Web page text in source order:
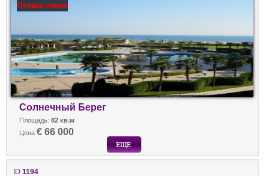
Первая линия
Солнечный Берег
Площадь: 82 кв.м
Цена € 66 000
ID 1194